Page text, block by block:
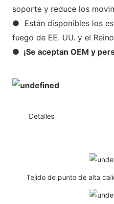
soporte y reduce los
● Están disponibles los
fuego de EE. UU. y el
● ¡Se aceptan OEM y
Detalles
Tejido de punto de alta